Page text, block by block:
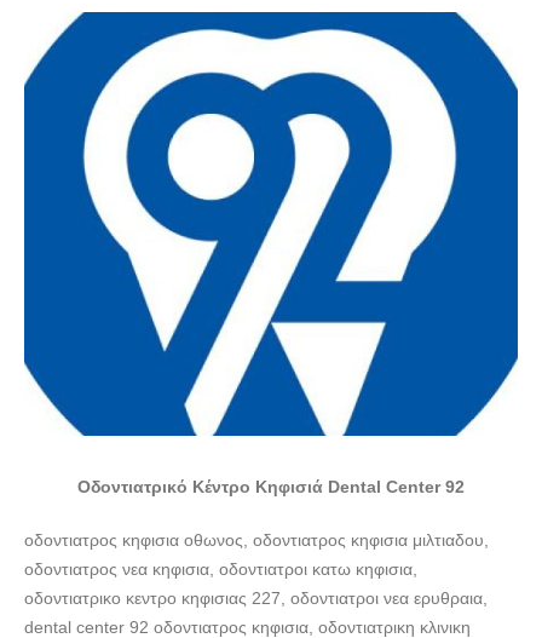
Οδοντιατρικό Κέντρο Κηφισιά Dental Center 92
οδοντιατρος κηφισια οθωνος, οδοντιατρος κηφισια μιλτιαδου,
οδοντιατρος νεα κηφισια, οδοντιατροι κατω κηφισια,
οδοντιατρικο κεντρο κηφισιας 227, οδοντιατροι νεα ερυθραια,
dental center 92 οδοντιατρος κηφισια, οδοντιατρικη κλινικη